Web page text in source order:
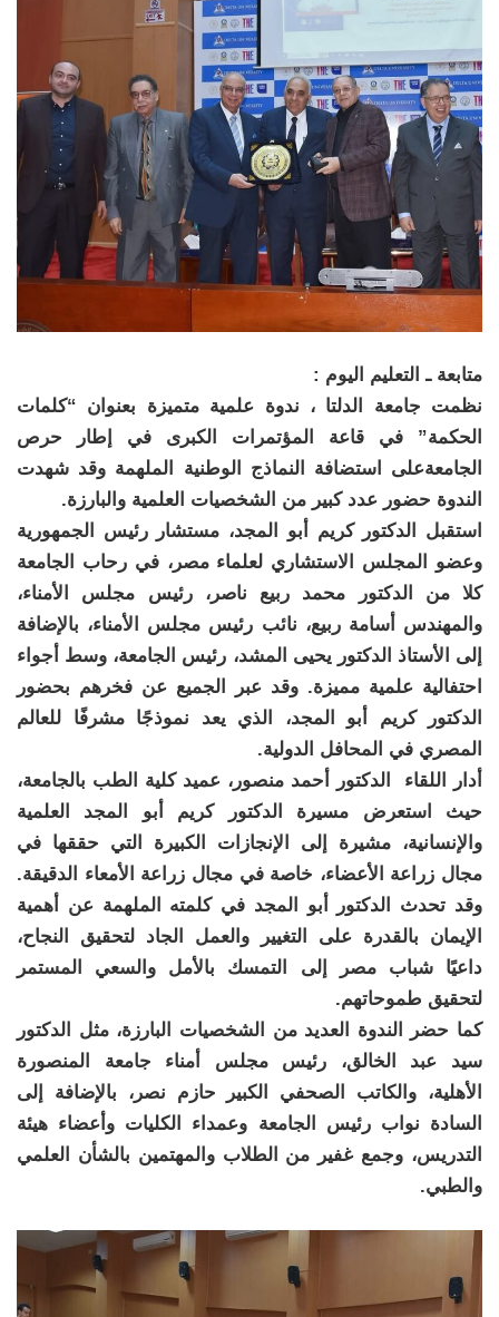
متابعة ـ التعليم اليوم :
نظمت جامعة الدلتا ، ندوة علمية متميزة بعنوان “كلمات
الحكمة” في قاعة المؤتمرات الكبرى في إطار حرص
الجامعةعلى استضافة النماذج الوطنية الملهمة وقد شهدت
الندوة حضور عدد كبير من الشخصيات العلمية والبارزة.
استقبل الدكتور كريم أبو المجد، مستشار رئيس الجمهورية
وعضو المجلس الاستشاري لعلماء مصر، في رحاب الجامعة
كلا من الدكتور محمد ربيع ناصر، رئيس مجلس الأمناء،
والمهندس أسامة ربيع، نائب رئيس مجلس الأمناء، بالإضافة
إلى الأستاذ الدكتور يحيى المشد، رئيس الجامعة، وسط أجواء
احتفالية علمية مميزة. وقد عبر الجميع عن فخرهم بحضور
الدكتور كريم أبو المجد، الذي يعد نموذجًا مشرفًا للعالم
المصري في المحافل الدولية.
أدار اللقاء الدكتور أحمد منصور، عميد كلية الطب بالجامعة،
حيث استعرض مسيرة الدكتور كريم أبو المجد العلمية
والإنسانية، مشيرة إلى الإنجازات الكبيرة التي حققها في
مجال زراعة الأعضاء، خاصة في مجال زراعة الأمعاء الدقيقة.
وقد تحدث الدكتور أبو المجد في كلمته الملهمة عن أهمية
الإيمان بالقدرة على التغيير والعمل الجاد لتحقيق النجاح،
داعيًا شباب مصر إلى التمسك بالأمل والسعي المستمر
لتحقيق طموحاتهم.
كما حضر الندوة العديد من الشخصيات البارزة، مثل الدكتور
سيد عبد الخالق، رئيس مجلس أمناء جامعة المنصورة
الأهلية، والكاتب الصحفي الكبير حازم نصر، بالإضافة إلى
السادة نواب رئيس الجامعة وعمداء الكليات وأعضاء هيئة
التدريس، وجمع غفير من الطلاب والمهتمين بالشأن العلمي
والطبي.